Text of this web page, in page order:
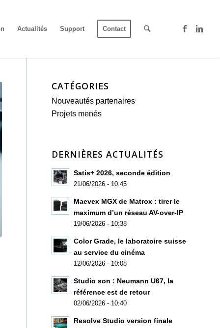
Actualités Support Contact
CATÉGORIES
Nouveautés partenaires
Projets menés
DERNIÈRES ACTUALITÉS
Satis+ 2026, seconde édition
21/06/2026 - 10:45
Maevex MGX de Matrox : tirer le
maximum d’un réseau AV-over-IP
19/06/2026 - 10:38
Color Grade, le laboratoire suisse
au service du cinéma
12/06/2026 - 10:08
Studio son : Neumann U67, la
référence est de retour
02/06/2026 - 10:40
Resolve Studio version finale